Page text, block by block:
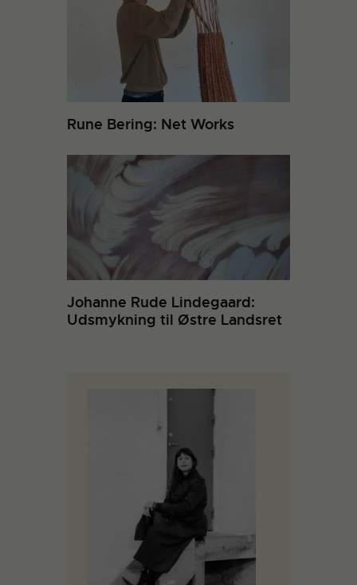
Rune Bering: Net Works
Johanne Rude Lindegaard:
Udsmykning til Østre Landsret